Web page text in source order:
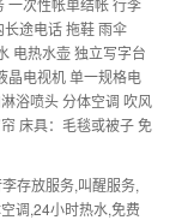
途电话 拖鞋 雨伞
电热水壶 独立写字台
晶电视机 单一规格电
浴喷头 分体空调 吹风
床具：毛毯或被子 免
存放服务,叫醒服务,
调,24小时热水,免费